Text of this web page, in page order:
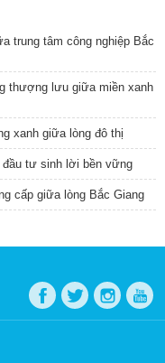
trung tâm công nghiệp Bắc
thượng lưu giữa miền xanh
xanh giữa lòng đô thị
đầu tư sinh lời bền vững
cấp giữa lòng Bắc Giang